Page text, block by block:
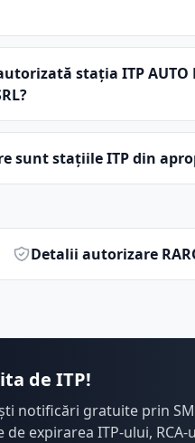
stația ITP AUTO
sunt stațiile ITP din
Detalii autorizare
de ITP!
notificări gratuite prin
de expirarea ITP-ului, RCA-